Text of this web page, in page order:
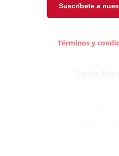
Suscríbete a
Términos y